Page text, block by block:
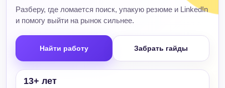
Разберу, где ломается поиск, упакую резюме и LinkedIn
и помогу выйти на рынок сильнее.
Найти работу Забрать гайды
13+ лет